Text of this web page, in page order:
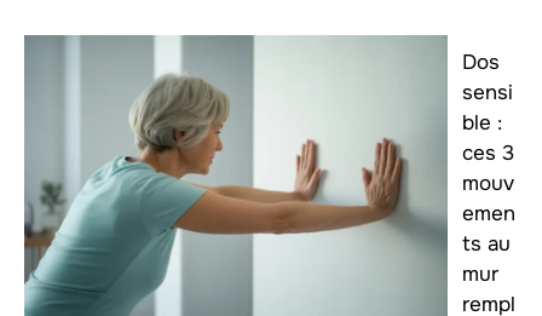
Dos
sensi
ble :
ces 3
mouv
emen
ts au
mur
rempl